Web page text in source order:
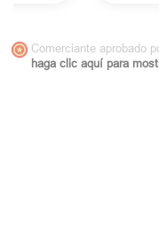
Comerciante aprobado
haga clic aquí para